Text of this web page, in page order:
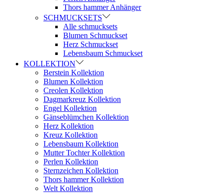
Thors hammer Anhänger
SCHMUCKSETS
Alle schmucksets
Blumen Schmuckset
Herz Schmuckset
Lebensbaum Schmuckset
KOLLEKTION
Berstein Kollektion
Blumen Kollektion
Creolen Kollektion
Dagmarkreuz Kollektion
Engel Kollektion
Gänseblümchen Kollektion
Herz Kollektion
Kreuz Kollektion
Lebensbaum Kollektion
Mutter Tochter Kollektion
Perlen Kollektion
Sternzeichen Kollektion
Thors hammer Kollektion
Welt Kollektion